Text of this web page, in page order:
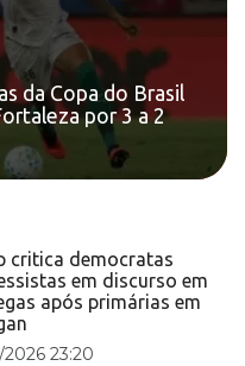
da Copa do Brasil
por 3 a 2
critica democratas
em discurso em
após primárias em
23:20